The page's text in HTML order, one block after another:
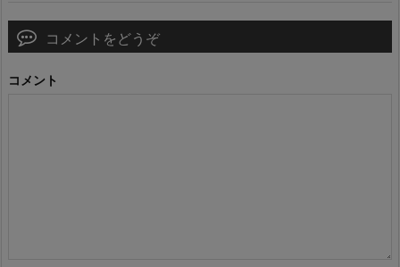
コメントをどうぞ
コメント